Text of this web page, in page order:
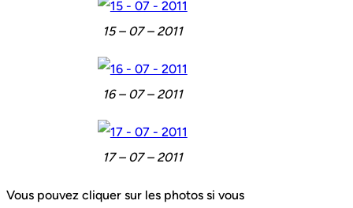
15 – 07 – 2011
16 – 07 – 2011
17 – 07 – 2011
Vous pouvez cliquer sur les photos si vous